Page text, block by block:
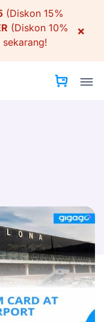
(Diskon 15%
(Diskon 10%
sekarang!
×